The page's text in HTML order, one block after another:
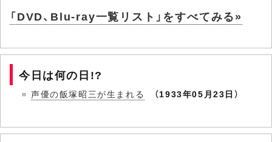
「DVD、Blu-ray一覧リスト」をすべてみる»
今日は何の日!?
声優の飯塚昭三が生まれる （1933年05月23日）